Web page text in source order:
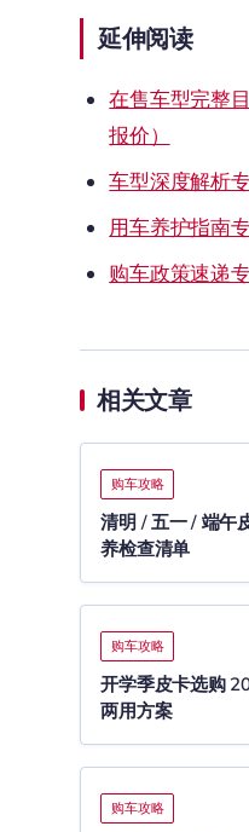
延伸阅读
在售车型完整
报价）
车型深度解析
用车养护指南
购车政策速递
相关文章
购车攻略
清明 / 五一 / 端午
养检查清单
购车攻略
开学季皮卡选购
两用方案
购车攻略